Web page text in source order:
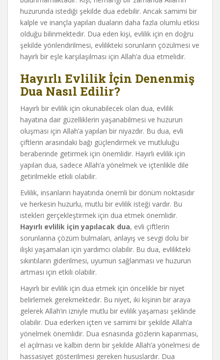
huzurunda istediği şekilde dua edebilir. Ancak samimi bir
kalple ve inançla yapılan duaların daha fazla olumlu etkisi
olduğu bilinmektedir. Dua eden kişi, evlilik için en doğru
şekilde yönlendirilmesi, evlilikteki sorunların çözülmesi ve
hayırlı bir eşle karşılaşılması için Allah’a dua etmelidir.
Hayırlı Evlilik İçin Denenmiş
Dua Nasıl Edilir?
Hayırlı bir evlilik için okunabilecek olan dua, evlilik
hayatına dair güzelliklerin yaşanabilmesi ve huzurun
oluşması için Allah’a yapılan bir niyazdır. Bu dua, evli
çiftlerin arasındaki bağı güçlendirmek ve mutluluğu
beraberinde getirmek için önemlidir. Hayırlı evlilik için
yapılan dua, sadece Allah’a yönelmek ve içtenlikle dile
getirilmekle etkili olabilir.
Evlilik, insanların hayatında önemli bir dönüm noktasıdır
ve herkesin huzurlu, mutlu bir evlilik isteği vardır. Bu
istekleri gerçekleştirmek için dua etmek önemlidir.
Hayırlı evlilik için yapılacak dua, evli çiftlerin
sorunlarına çözüm bulmaları, anlayış ve sevgi dolu bir
ilişki yaşamaları için yardımcı olabilir. Bu dua, evlilikteki
sıkıntıların giderilmesi, uyumun sağlanması ve huzurun
artması için etkili olabilir.
Hayırlı bir evlilik için dua etmek için öncelikle bir niyet
belirlemek gerekmektedir. Bu niyet, iki kişinin bir araya
gelerek Allah’ın izniyle mutlu bir evlilik yaşaması şeklinde
olabilir. Dua ederken içten ve samimi bir şekilde Allah’a
yönelmek önemlidir. Dua esnasında gözlerin kapanması,
el açılması ve kalbin derin bir şekilde Allah’a yönelmesi de
hassasiyet gösterilmesi gereken hususlardır. Dua